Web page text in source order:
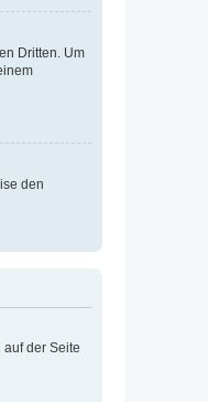
Dritten. Um
den
der Seite